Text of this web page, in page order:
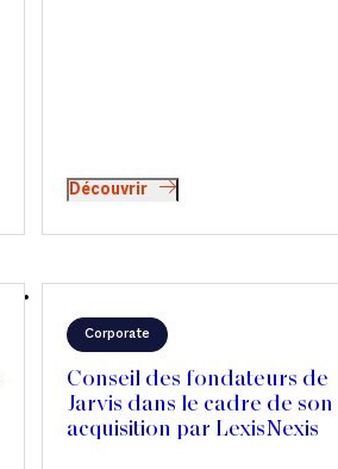
Découvrir
Corporate
Conseil des fondateurs de
Jarvis dans le cadre de son
acquisition par LexisNexis